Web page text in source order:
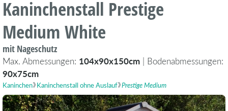
Kaninchenstall Prestige
Medium White
mit Nageschutz
Max. Abmessungen: 104x90x150cm | Bodenabmessungen:
90x75cm
Kaninchen Kaninchenstall ohne Auslauf Prestige Medium